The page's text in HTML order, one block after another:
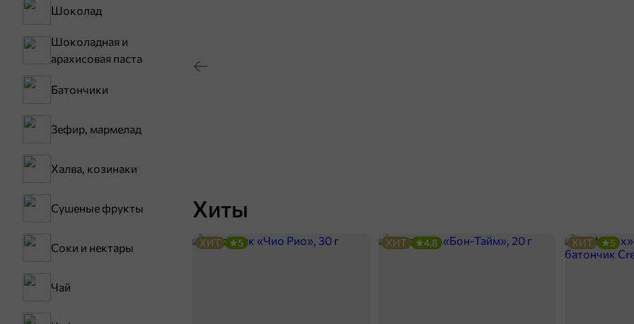
Шоколад
Шоколадная и
арахисовая паста
Батончики
Зефир, мармелад
Халва, козинаки
Сушеные фрукты
Соки и нектары
Чай
Хиты
ХИТ 5 ХИТ 4,8 ХИТ 5